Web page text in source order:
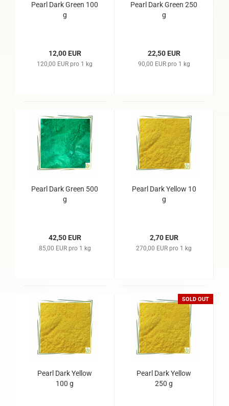
Pearl Dark Green 100
g
12,00 EUR
120,00 EUR pro 1 kg
Pearl Dark Green 250
g
22,50 EUR
90,00 EUR pro 1 kg
Pearl Dark Green 500
g
42,50 EUR
85,00 EUR pro 1 kg
Pearl Dark Yellow 10
g
2,70 EUR
270,00 EUR pro 1 kg
Pearl Dark Yellow
100 g
SOLD OUT
Pearl Dark Yellow
250 g